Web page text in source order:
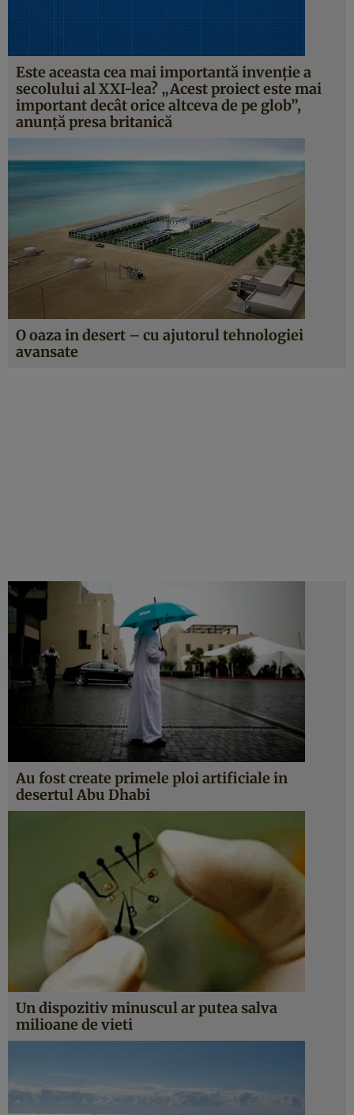
Este aceasta cea mai importantă invenţie a
secolului al XXI-lea? „Acest proiect este mai
important decât orice altceva de pe glob”,
anunţă presa britanică
O oaza in desert – cu ajutorul tehnologiei
avansate
Au fost create primele ploi artificiale in
desertul Abu Dhabi
Un dispozitiv minuscul ar putea salva
milioane de vieti